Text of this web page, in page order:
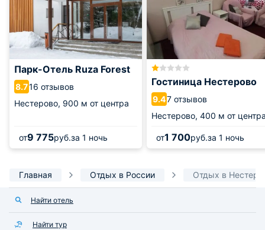
Парк-Отель Ruza Forest
8.716 отзывов
Нестерово, 900 м от центра
от9 775руб.за 1 ночь
Гостиница Нестерово
9.47 отзывов
Нестерово, 400 м от
от1 700руб.за 1 ночь
Главная Отдых в России Отдых в
Найти отель
Найти тур